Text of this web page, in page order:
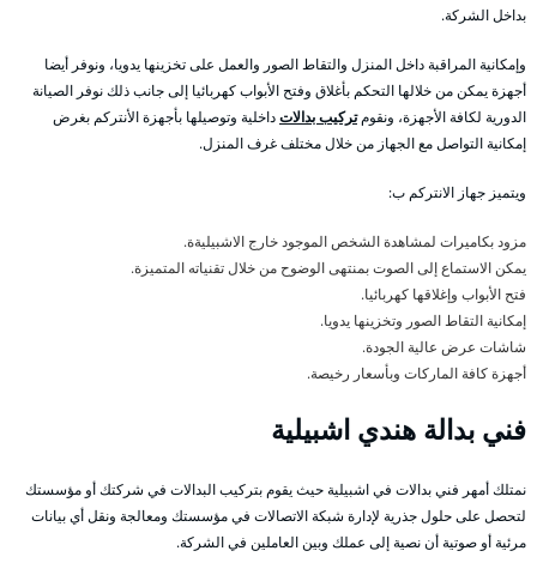
بداخل الشركة.
وإمكانية المراقبة داخل المنزل والتقاط الصور والعمل على تخزينها يدويا، ونوفر أيضا
أجهزة يمكن من خلالها التحكم بأغلاق وفتح الأبواب كهربائيا إلى جانب ذلك نوفر الصيانة
الدورية لكافة الأجهزة، ونقومتركيب بدالاتداخلية وتوصيلها بأجهزة الأنتركم بغرض
إمكانية التواصل مع الجهاز من خلال مختلف غرف المنزل.
ويتميز جهاز الانتركم ب:
مزود بكاميرات لمشاهدة الشخص الموجود خارج الاشبيليةة.
يمكن الاستماع إلى الصوت بمنتهى الوضوح من خلال تقنياته المتميزة.
فتح الأبواب وإغلاقها كهربائيا.
إمكانية التقاط الصور وتخزينها يدويا.
شاشات عرض عالية الجودة.
أجهزة كافة الماركات وبأسعار رخيصة.
فني بدالة هندي اشبيلية
نمتلك أمهر فني بدالات في اشبيلية حيث يقوم بتركيب البدالات في شركتك أو مؤسستك
لتحصل على حلول جذرية لإدارة شبكة الاتصالات في مؤسستك ومعالجة ونقل أي بيانات
مرئية أو صوتية أن نصية إلى عملك وبين العاملين في الشركة.